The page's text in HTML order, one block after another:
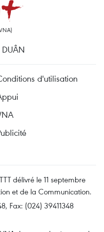
d'utilisation
délivré le 11 septembre
et de la Communication.
Fax: (024) 39411348